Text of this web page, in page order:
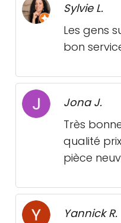
Sylvie L.
Les gens
bon
Jona J.
Très
qualité
pièce
Yannick R.